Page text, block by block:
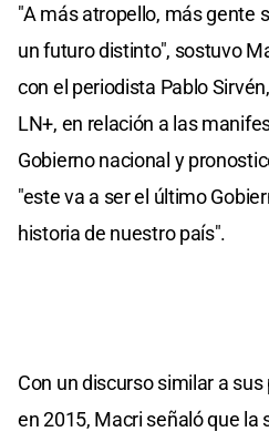
"A más atropello, más gente
un futuro distinto", sostuvo
con el periodista Pablo
LN+, en relación a las
Gobierno nacional y
"este va a ser el último
historia de nuestro país".
Con un discurso similar a
en 2015, Macri señaló que la